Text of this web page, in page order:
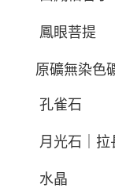
鳳眼菩提
原礦無染色
孔雀石
月光石｜拉
水晶